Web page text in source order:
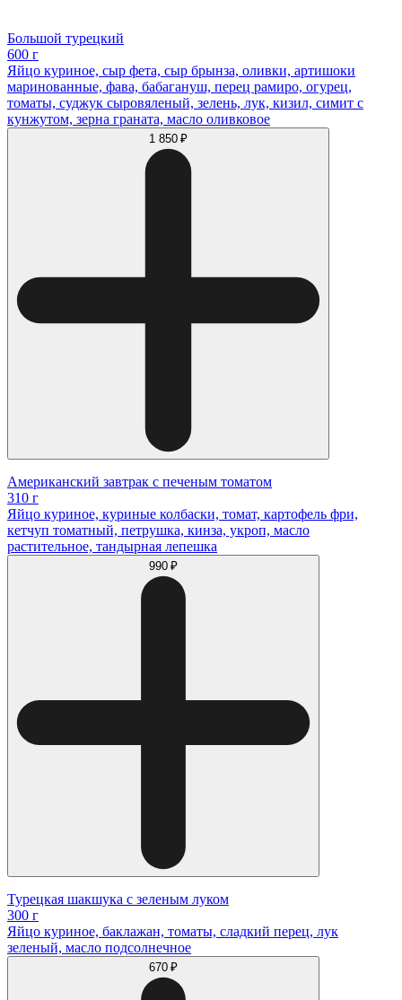
Большой турецкий
600 г
Яйцо куриное, сыр фета, сыр брынза, оливки, артишоки
маринованные, фава, бабагануш, перец рамиро, огурец,
томаты, суджук сыровяленый, зелень, лук, кизил, симит с
кунжутом, зерна граната, масло оливковое
1 850 ₽
Американский завтрак с печеным томатом
310 г
Яйцо куриное, куриные колбаски, томат, картофель фри,
кетчуп томатный, петрушка, кинза, укроп, масло
растительное, тандырная лепешка
990 ₽
Турецкая шакшука с зеленым луком
300 г
Яйцо куриное, баклажан, томаты, сладкий перец, лук
зеленый, масло подсолнечное
670 ₽